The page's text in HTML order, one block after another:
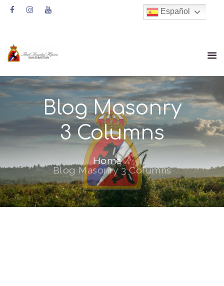
Blog Masonry
3 Columns
Home
Blog Masonry 3 Columns
Español